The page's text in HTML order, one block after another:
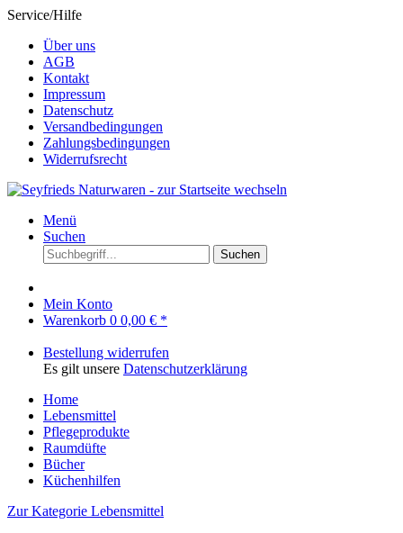
Service/Hilfe
Über uns
AGB
Kontakt
Impressum
Datenschutz
Versandbedingungen
Zahlungsbedingungen
Widerrufsrecht
Menü
Suchen
Suchen
Mein Konto
Warenkorb 0 0,00 € *
Bestellung widerrufen
Es gilt unsere Datenschutzerklärung
Home
Lebensmittel
Pflegeprodukte
Raumdüfte
Bücher
Küchenhilfen
Zur Kategorie Lebensmittel